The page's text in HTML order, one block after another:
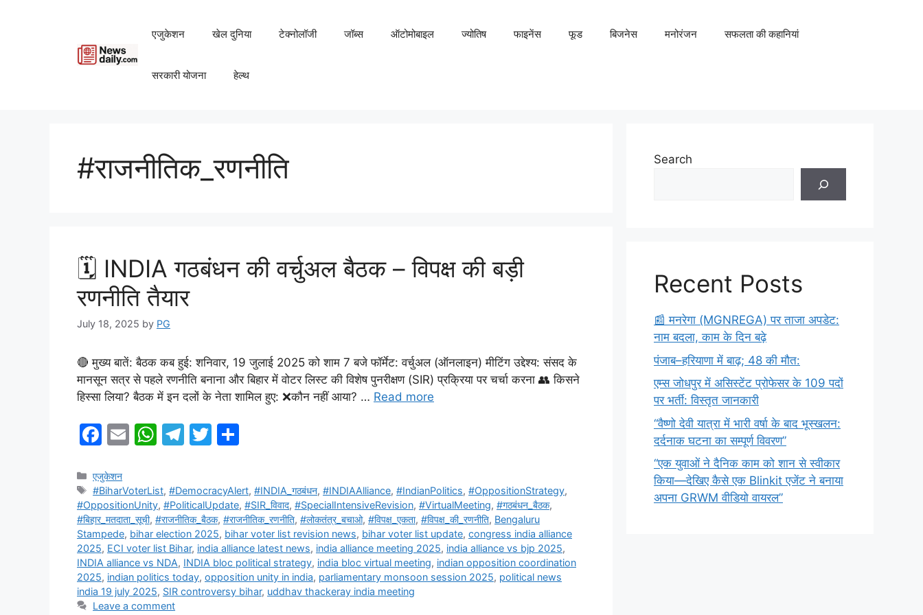
एजुकेशन खेल दुनिया टेक्नोलॉजी जॉब्स ऑटोमोबाइल ज्योतिष फाइनेंस फूड बिजनेस मनोरंजन सफलता की कहानियां
सरकारी योजना हेल्थ
#राजनीतिक_रणनीति
🗓️ INDIA गठबंधन की वर्चुअल बैठक – विपक्ष की बड़ी
रणनीति तैयार
July 18, 2025 by PG
🔴 मुख्य बातें: बैठक कब हुई: शनिवार, 19 जुलाई 2025 को शाम 7 बजे फॉर्मेट: वर्चुअल (ऑनलाइन) मीटिंग उद्देश्य: संसद के
मानसून सत्र से पहले रणनीति बनाना और बिहार में वोटर लिस्ट की विशेष पुनरीक्षण (SIR) प्रक्रिया पर चर्चा करना 👥 किसने
हिस्सा लिया? बैठक में इन दलों के नेता शामिल हुए: ❌कौन नहीं आया? … Read more
F
c
e
b
o
o
k
E
l
W
s
A
p
p
T
gr
a
m
T
er e
Categories
एजुकेशन
Tags
#BiharVoterList,#DemocracyAlert,#INDIA_गठबंधन,#INDIAAlliance,#IndianPolitics,#OppositionStrategy,
#OppositionUnity, #PoliticalUpdate, #SIR_विवाद, #SpecialIntensiveRevision, #VirtualMeeting, #गठबंधन_बैठक,
#बिहार_मतदाता_सूची, #राजनीतिक_बैठक, #राजनीतिक_रणनीति, #लोकतंत्र_बचाओ, #विपक्ष_एकता, #विपक्ष_की_रणनीति, Bengaluru
Stampede, bihar election 2025, bihar voter list revision news, bihar voter list update, congress india alliance
2025, ECI voter list Bihar, india alliance latest news, india alliance meeting 2025, india alliance vs bjp 2025,
INDIA alliance vs NDA, INDIA bloc political strategy, india bloc virtual meeting, indian opposition coordination
2025, indian politics today, opposition unity in india, parliamentary monsoon session 2025, political news
india 19 july 2025, SIR controversy bihar, uddhav thackeray india meeting
Leave a comment
Search
Recent Posts
​📰 मनरेगा (MGNREGA) पर ताजा अपडेट:
नाम बदला, काम के दिन बढ़े
पंजाब–हरियाणा में बाढ़; 48 की मौत:
एम्स जोधपुर में असिस्टेंट प्रोफेसर के 109 पदों
पर भर्ती: विस्तृत जानकारी
“वैष्णो देवी यात्रा में भारी वर्षा के बाद भूस्खलन:
दर्दनाक घटना का सम्पूर्ण विवरण”
“एक युवाओं ने दैनिक काम को शान से स्वीकार
किया—देखिए कैसे एक Blinkit एजेंट ने बनाया
अपना GRWM वीडियो वायरल”